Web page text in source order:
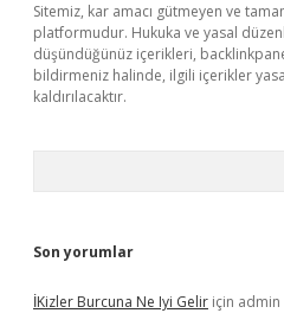
Sitemiz, kar amacı gütmeyen ve
platformudur. Hukuka ve yasal
düşündüğünüz içerikleri,
bildirmeniz halinde, ilgili içerikler
kaldırılacaktır.
Son yorumlar
İKizler Burcuna Ne Iyi Gelir için admin